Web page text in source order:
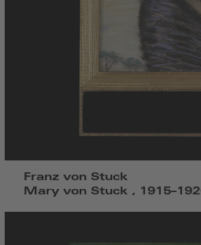
Franz von Stuck
Mary von Stuck ,